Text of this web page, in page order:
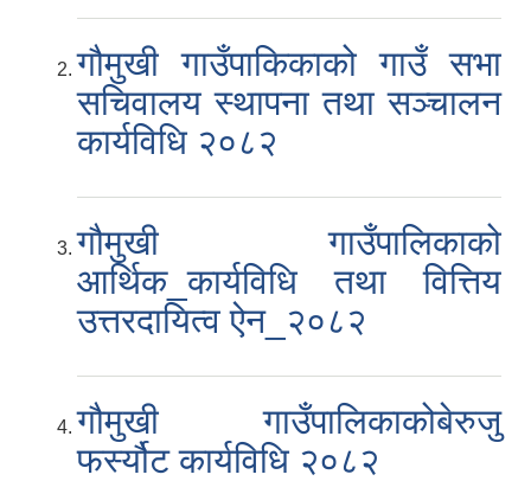
शाखागत-कार्यविरण
गौमुखी गाउँपाकिकाको गाउँ सभा
सचिवालय स्थापना तथा सञ्चालन
कार्यविधि २०८२
गौमुखी गाउँपालिकाको
आर्थिक_कार्यविधि तथा वित्तिय
उत्तरदायित्व ऐन_२०८२
गौमुखी गाउँपालिकाकोबेरुजु
फर्स्यौट कार्यविधि २०८२